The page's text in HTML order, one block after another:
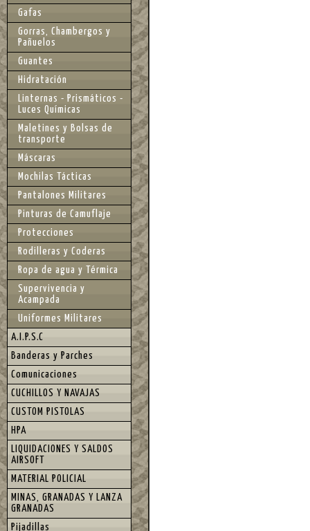
Gafas
Gorras, Chambergos y
Pañuelos
Guantes
Hidratación
Linternas - Prismáticos -
Luces Químicas
Maletines y Bolsas de
transporte
Máscaras
Mochilas Tácticas
Pantalones Militares
Pinturas de Camuflaje
Protecciones
Rodilleras y Coderas
Ropa de agua y Térmica
Supervivencia y
Acampada
Uniformes Militares
A.I.P.S.C
Banderas y Parches
Comunicaciones
CUCHILLOS Y NAVAJAS
CUSTOM PISTOLAS
HPA
LIQUIDACIONES Y SALDOS
AIRSOFT
MATERIAL POLICIAL
MINAS, GRANADAS Y LANZA
GRANADAS
Pijadillas